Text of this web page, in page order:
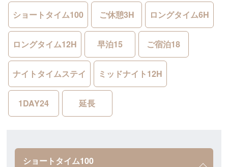
ショートタイム100 ご休憩3H ロングタイム6H
ロングタイム12H 早泊15 ご宿泊18
ナイトタイムステイ ミッドナイト12H
1DAY24 延長
ショートタイム100